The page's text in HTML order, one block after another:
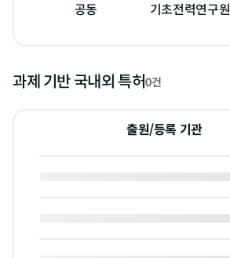
공동 기초전력연구원
과제 기반 국내외 특허0건
출원/등록 기관